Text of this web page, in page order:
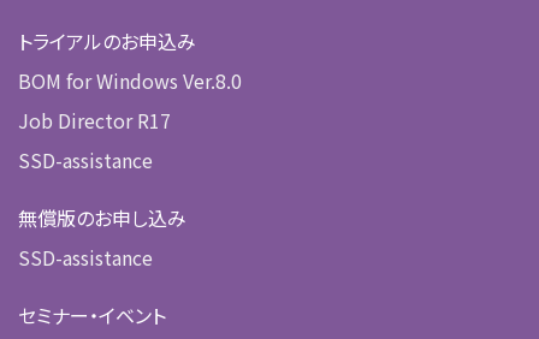
トライアルのお申込み
BOM for Windows Ver.8.0
Job Director R17
SSD-assistance
無償版のお申し込み
SSD-assistance
セミナー・イベント